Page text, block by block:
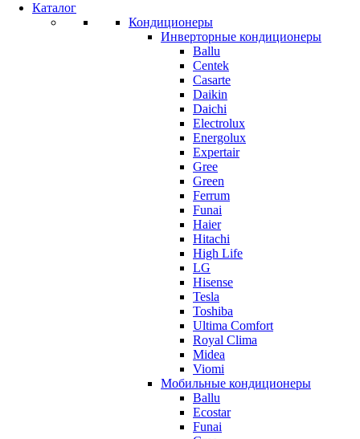
Каталог
Кондиционеры
Инверторные кондиционеры
Ballu
Centek
Casarte
Daikin
Daichi
Electrolux
Energolux
Expertair
Gree
Green
Ferrum
Funai
Haier
Hitachi
High Life
LG
Hisense
Tesla
Toshiba
Ultima Comfort
Royal Clima
Midea
Viomi
Мобильные кондиционеры
Ballu
Ecostar
Funai